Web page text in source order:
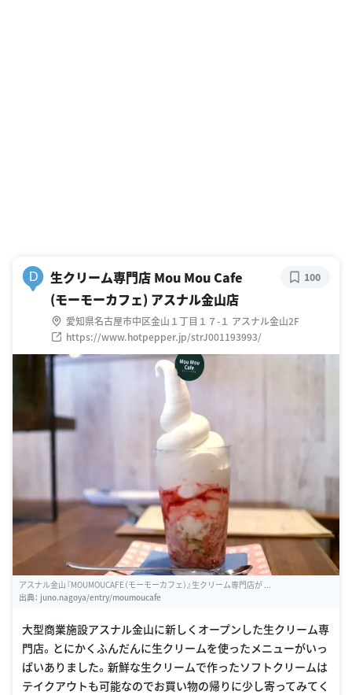
D
生クリーム専門店 Mou Mou Cafe
(モーモーカフェ) アスナル金山店
愛知県名古屋市中区金山１丁目１７-１ アスナル金山2F
https://www.hotpepper.jp/strJ001193993/
100
アスナル金山『MOUMOUCAFE（モーモーカフェ）』生クリーム専門店が ...
出典： juno.nagoya/entry/moumoucafe
大型商業施設アスナル金山に新しくオープンした生クリーム専
門店。とにかくふんだんに生クリームを使ったメニューがいっ
ぱいありました。新鮮な生クリームで作ったソフトクリームは
テイクアウトも可能なのでお買い物の帰りに少し寄ってみてく